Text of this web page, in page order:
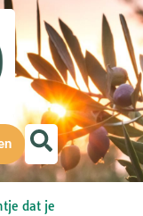
dat je